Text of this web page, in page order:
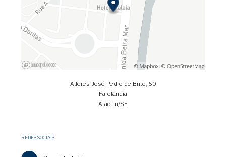
Alferes José Pedro de Brito, 50
Farolândia
Aracaju/SE
REDES SOCIAIS